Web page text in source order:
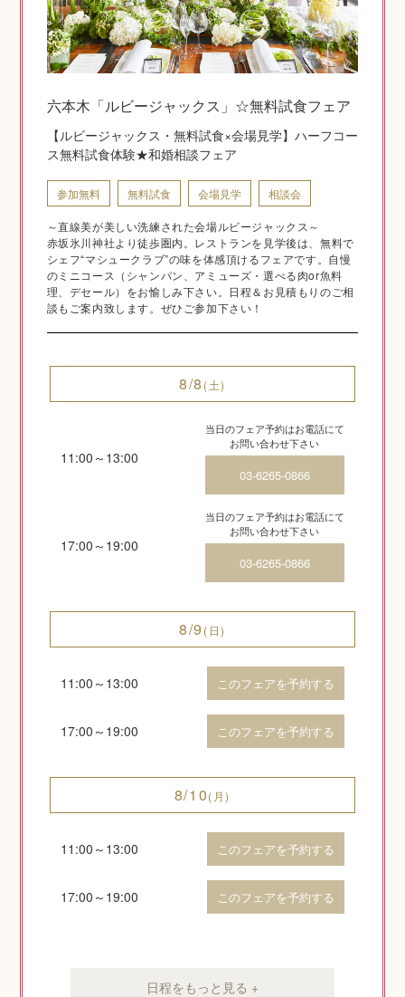
神社.jpチャンネル
ご相談予約
Q&A
六本木「ルビージャックス」☆無料試食フェア
【ルビージャックス・無料試食×会場見学】ハーフコー
ス無料試食体験★和婚相談フェア
参加無料 無料試食 会場見学 相談会
～直線美が美しい洗練された会場ルビージャックス～
赤坂氷川神社より徒歩圏内。レストランを見学後は、無料で
シェフ“マシュークラブ”の味を体感頂けるフェアです。自慢
のミニコース（シャンパン、アミューズ・選べる肉or魚料
理、デセール）をお愉しみ下さい。日程＆お見積もりのご相
談もご案内致します。ぜひご参加下さい！
8/8 (土)
11:00～13:00
当日のフェア予約はお電話にて
お問い合わせ下さい
03-6265-0866
17:00～19:00
当日のフェア予約はお電話にて
お問い合わせ下さい
03-6265-0866
8/9 (日)
11:00～13:00 このフェアを予約する
17:00～19:00 このフェアを予約する
8/10(月)
11:00～13:00 このフェアを予約する
17:00～19:00 このフェアを予約する
日程をもっと見る +